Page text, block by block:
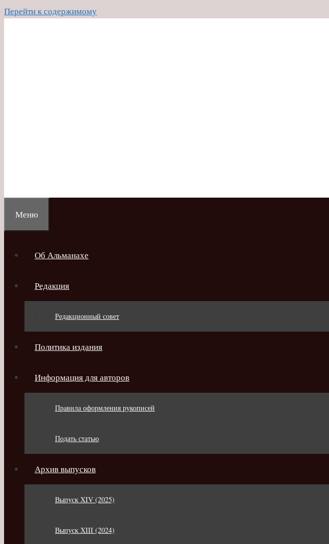
Перейти к содержимому
Меню
Об Альманахе
Редакция
Редакционный совет
Политика издания
Информация для авторов
Правила оформления рукописей
Подать статью
Архив выпусков
Выпуск XIV (2025)
Выпуск XIII (2024)